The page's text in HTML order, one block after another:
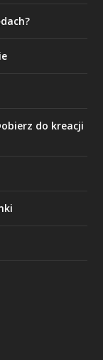
do kreacji